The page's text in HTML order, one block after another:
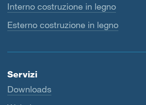
Interno costruzione in legno
Esterno costruzione in legno
Servizi
Downloads